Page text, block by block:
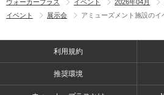
ウォーカープラス イベント 2026年04月
イベント
展示会 アミューズメント施設のイ
利用規約
推奨環境